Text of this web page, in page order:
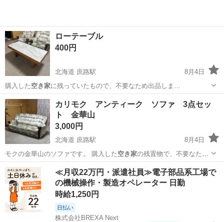
ローテーブル
400円
北海道 庶路駅
8月4日
購入した 空き家に残っていたもので、不要なため出品しま…
北海道 釧路市 庶路駅
カリモク アンティーク ソファ 3点セッ
ト 金華山
3,000円
北海道 庶路駅
8月4日
モクの金華山のソファです。 購入した 空き家の残置物で、不要なため
出品しました。 …
北海道 釧路市 庶路駅 ソファ
≪月収22万円・派遣社員≫電子部品系工場で
の機械操作・製造オペレーター 日勤
時給1,250円
日払い
株式会社BREXA Next